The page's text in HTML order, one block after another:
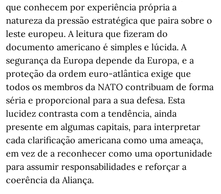
que conhecem por experiência própria a
natureza da pressão estratégica que paira sobre o
leste europeu. A leitura que fizeram do
documento americano é simples e lúcida. A
segurança da Europa depende da Europa, e a
proteção da ordem euro-atlântica exige que
todos os membros da NATO contribuam de forma
séria e proporcional para a sua defesa. Esta
lucidez contrasta com a tendência, ainda
presente em algumas capitais, para interpretar
cada clarificação americana como uma ameaça,
em vez de a reconhecer como uma oportunidade
para assumir responsabilidades e reforçar a
coerência da Aliança.